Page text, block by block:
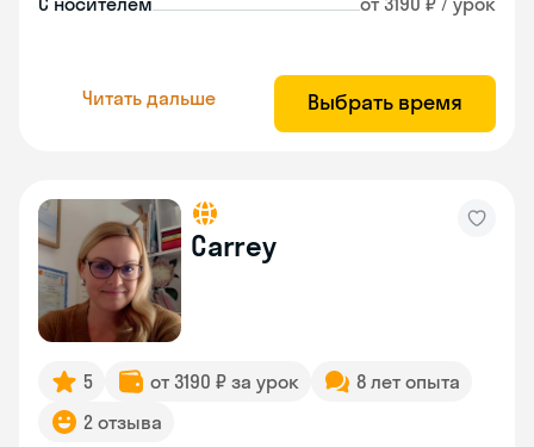
Читать дальше Выбрать время
Carrey
5 от 3190 ₽ за урок
8 лет опыта
2 отзыва